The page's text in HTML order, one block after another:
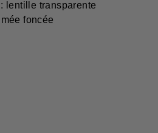
lentille transparente
foncée